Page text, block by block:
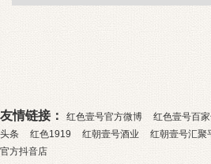
友情链接： 红色壹号官方微博 红色壹号百
头条
红色1919 红朝壹号酒业 红朝壹号汇聚
官方抖音店